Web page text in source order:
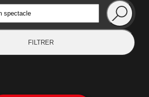
FILTRER